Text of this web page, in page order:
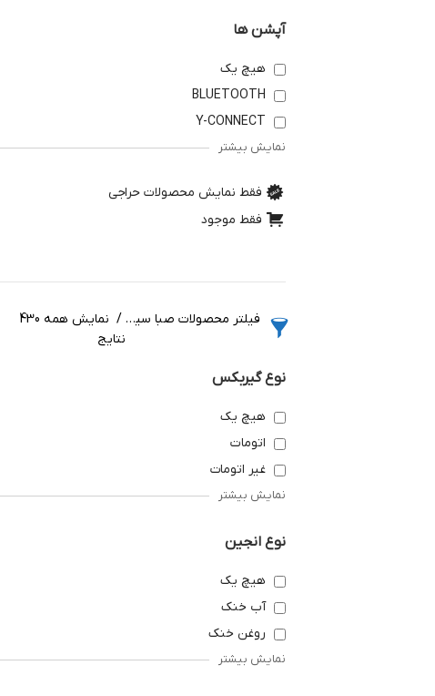
آپشن ها
هیچ یک
BLUETOOTH
Y-CONNECT
نمایش بیشتر
فقط نمایش محصولات حراجی
فقط موجود
فیلتر محصولات صبا سیکلت
نمایش همه 430
نتایج
نوع گیربکس
هیچ یک
اتومات
غیر اتومات
نمایش بیشتر
نوع انجین
هیچ یک
آب خنک
روغن خنک
نمایش بیشتر